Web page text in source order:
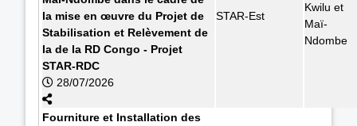
la mise en œuvre du Projet de
Stabilisation et Relèvement de
la de la RD Congo - Projet
STAR-RDC
28/07/2026
STAR-Est
Kwilu et
Maï-
Ndombe
Fourniture et Installation des